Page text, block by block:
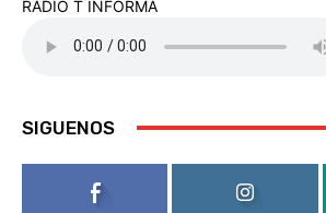
RADIO T INFORMA
SIGUENOS